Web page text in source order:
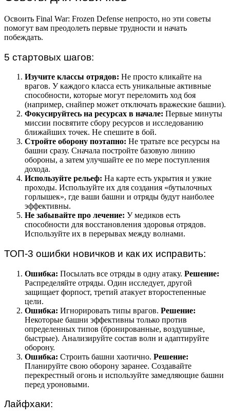
Освоить Final War: Frozen Defense непросто, но эти советы
помогут вам преодолеть первые трудности и начать
побеждать.
5 стартовых шагов:
Изучите классы отрядов: Не просто кликайте на
врагов. У каждого класса есть уникальные активные
способности, которые могут переломить ход боя
(например, снайпер может отключать вражеские башни).
Фокусируйтесь на ресурсах в начале: Первые минуты
миссии посвятите сбору ресурсов и исследованию
ближайших точек. Не спешите в бой.
Стройте оборону поэтапно: Не тратьте все ресурсы на
башни сразу. Сначала постройте базовую линию
обороны, а затем улучшайте ее по мере поступления
дохода.
Используйте рельеф: На карте есть укрытия и узкие
проходы. Используйте их для создания «бутылочных
горлышек», где ваши башни и отряды будут наиболее
эффективны.
Не забывайте про лечение: У медиков есть
способности для восстановления здоровья отрядов.
Используйте их в перерывах между волнами.
ТОП-3 ошибки новичков и как их исправить:
Ошибка: Посылать все отряды в одну атаку. Решение:
Распределяйте отряды. Один исследует, другой
защищает форпост, третий атакует второстепенные
цели.
Ошибка: Игнорировать типы врагов. Решение:
Некоторые башни эффективны только против
определенных типов (бронированные, воздушные,
быстрые). Анализируйте состав волн и адаптируйте
оборону.
Ошибка: Строить башни хаотично. Решение:
Планируйте свою оборону заранее. Создавайте
перекрестный огонь и используйте замедляющие башни
перед уроновыми.
Лайфхаки: